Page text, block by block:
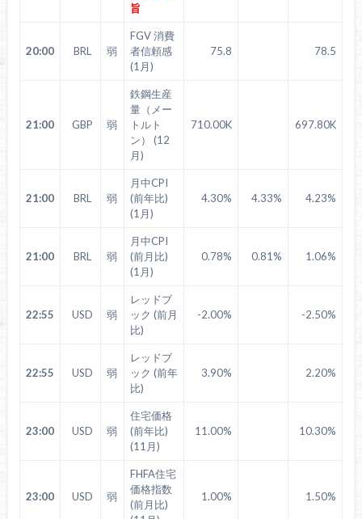
旨
20:00 BRL 弱
FGV 消費
者信頼感
(1月)
75.8 78.5
21:00 GBP 弱
鉄鋼生産
量（メー
トルト
ン） (12
月)
710.00K 697.80K
21:00 BRL 弱
月中CPI
(前年比)
(1月)
4.30% 4.33% 4.23%
21:00 BRL 弱
月中CPI
(前月比)
(1月)
0.78% 0.81% 1.06%
22:55 USD 弱
レッドブ
ック (前月
比)
-2.00% -2.50%
22:55 USD 弱
レッドブ
ック (前年
比)
3.90% 2.20%
23:00 USD 弱
住宅価格
(前年比)
(11月)
11.00% 10.30%
23:00 USD 弱
FHFA住宅
価格指数
(前月比)
1.00% 1.50%